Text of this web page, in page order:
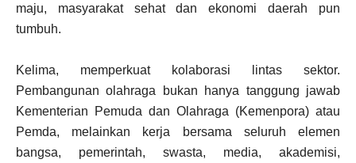
maju, masyarakat sehat dan ekonomi daerah pun
tumbuh.
Kelima, memperkuat kolaborasi lintas sektor.
Pembangunan olahraga bukan hanya tanggung jawab
Kementerian Pemuda dan Olahraga (Kemenpora) atau
Pemda, melainkan kerja bersama seluruh elemen
bangsa, pemerintah, swasta, media, akademisi,